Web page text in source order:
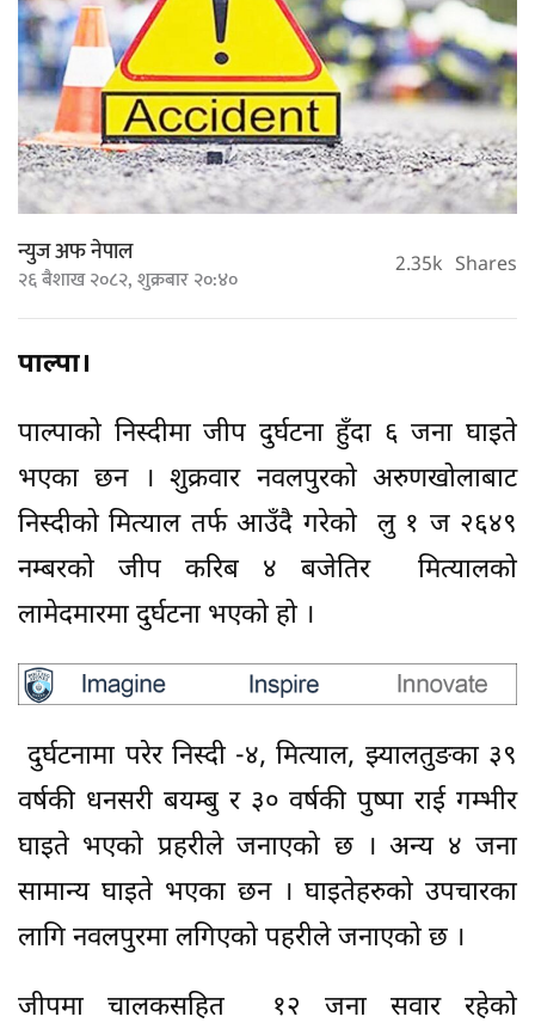
न्युज अफ नेपाल
२६ बैशाख २०८२, शुक्रबार २०:४० 2.35k Shares
पाल्पा।
पाल्पाको निस्दीमा जीप दुर्घटना हुँदा ६ जना घाइते
भएका छन । शुक्रवार नवलपुरको अरुणखोलाबाट
निस्दीको मित्याल तर्फ आउँदै गरेको लु १ ज २६४९
नम्बरको जीप करिब ४ बजेतिर मित्यालको
लामेदमारमा दुर्घटना भएको हो ।
दुर्घटनामा परेर निस्दी -४, मित्याल, झ्यालतुङका ३९
वर्षकी धनसरी बयम्बु र ३० वर्षकी पुष्पा राई गम्भीर
घाइते भएको प्रहरीले जनाएको छ । अन्य ४ जना
सामान्य घाइते भएका छन । घाइतेहरुको उपचारका
लागि नवलपुरमा लगिएको पहरीले जनाएको छ ।
जीपमा चालकसहित १२ जना सवार रहेको